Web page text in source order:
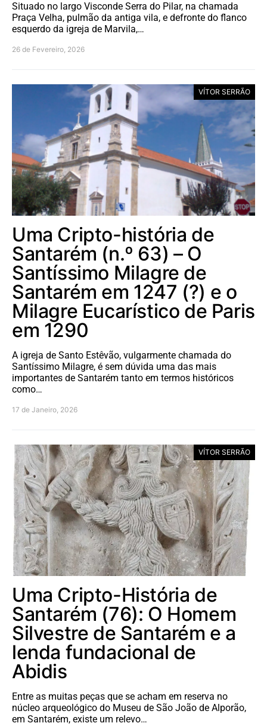
Situado no largo Visconde Serra do Pilar, na chamada
Praça Velha, pulmão da antiga vila, e defronte do flanco
esquerdo da igreja de Marvila,…
26 de Fevereiro, 2026
VÍTOR SERRÃO
Uma Cripto-história de
Santarém (n.º 63) – O
Santíssimo Milagre de
Santarém em 1247 (?) e o
Milagre Eucarístico de Paris
em 1290
A igreja de Santo Estêvão, vulgarmente chamada do
Santíssimo Milagre, é sem dúvida uma das mais
importantes de Santarém tanto em termos históricos
como…
17 de Janeiro, 2026
VÍTOR SERRÃO
Uma Cripto-História de
Santarém (76): O Homem
Silvestre de Santarém e a
lenda fundacional de
Abidis
Entre as muitas peças que se acham em reserva no
núcleo arqueológico do Museu de São João de Alporão,
em Santarém, existe um relevo…